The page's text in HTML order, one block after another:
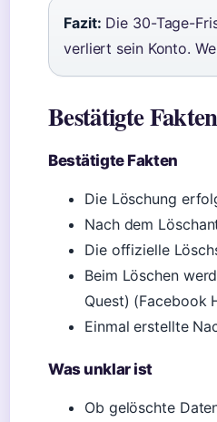
Fazit: Die 30-Tage-
verliert sein Konto.
Bestätigte
Bestätigte Fakten
Die Löschung
Nach dem
Die offizielle
Beim Löschen
Quest) (Facebook
Einmal erstellte
Was unklar ist
Ob gelöschte